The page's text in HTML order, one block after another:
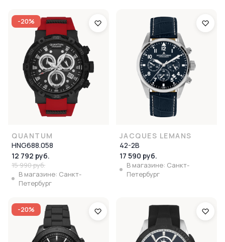
-20%
QUANTUM
HNG688.058
12 792 руб.
15 990 руб.
В магазине: Санкт-
Петербург
JACQUES LEMANS
42-2B
17 590 руб.
В магазине: Санкт-
Петербург
-20%